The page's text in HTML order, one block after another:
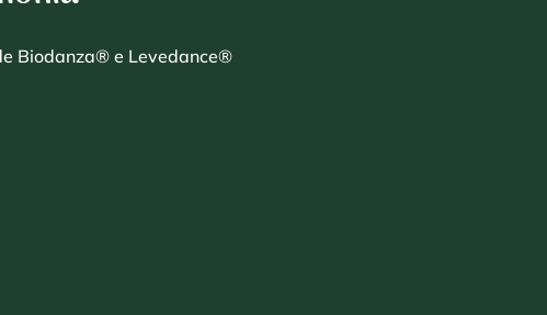
Biodanza® e Levedance®